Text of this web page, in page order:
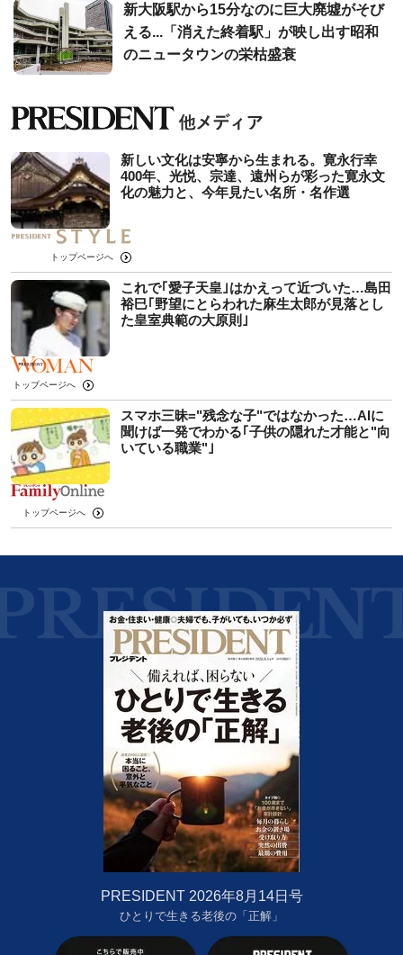
新大阪駅から15分なのに巨大廃墟がそび
える...「消えた終着駅」が映し出す昭和
のニュータウンの栄枯盛衰
新しい文化は安寧から生まれる。寛永行幸
400年、光悦、宗達、遠州らが彩った寛永文
化の魅力と、今年見たい名所・名作選
トップページへ
これで｢愛子天皇｣はかえって近づいた…島田
裕巳｢野望にとらわれた麻生太郎が見落とし
た皇室典範の大原則｣
トップページへ
スマホ三昧="残念な子"ではなかった…AIに
聞けば一発でわかる｢子供の隠れた才能と"向
いている職業"｣
トップページへ
PRESIDENT 2026年8月14日号
ひとりで生きる老後の「正解」